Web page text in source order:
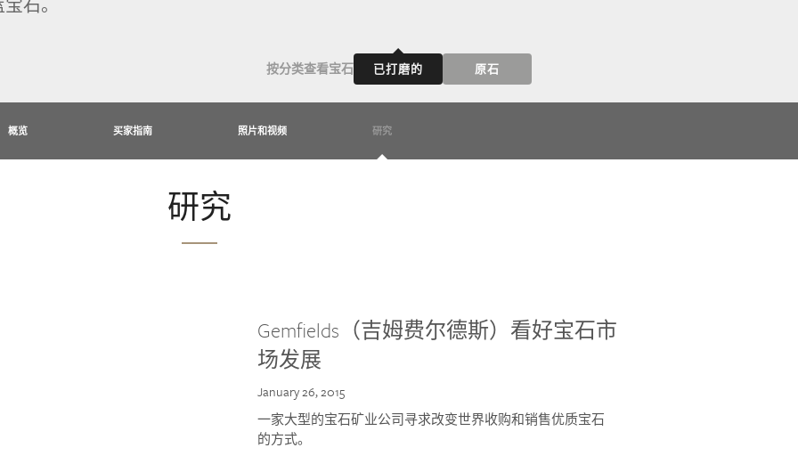
按分类查看宝石 已打磨的 原石
概览 买家指南 照片和视频 研究
研究
Gemfields（吉姆费尔德斯）看好宝石市
场发展
January 26, 2015
一家大型的宝石矿业公司寻求改变世界收购和销售优质宝石
的方式。